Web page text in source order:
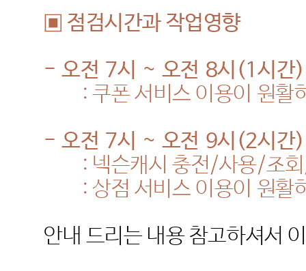
▣ 점검시간과 작업영향
-오전 7시 ~ 오전 8시 (1 시간)
: 쿠폰 서비스 이용이 원활
-오전 7시 ~ 오전 9시 (2시간)
: 넥슨캐시 충전/사용/조회
:상점 서비스 이용이 원활
안내 드리는 내용 참고하셔서